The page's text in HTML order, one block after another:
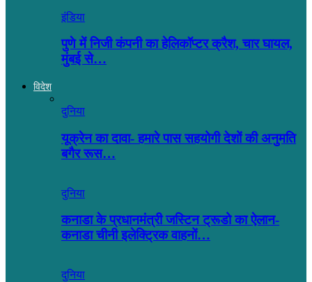
इंडिया
पुणे में निजी कंपनी का हेलिकॉप्टर क्रैश, चार घायल,
मुंबई से…
विदेश
दुनिया
यूक्रेन का दावा- हमारे पास सहयोगी देशों की अनुमति
बगैर रूस…
दुनिया
कनाडा के प्रधानमंत्री जस्टिन ट्रूडो का ऐलान-
कनाडा चीनी इलेक्ट्रिक वाहनों…
दुनिया